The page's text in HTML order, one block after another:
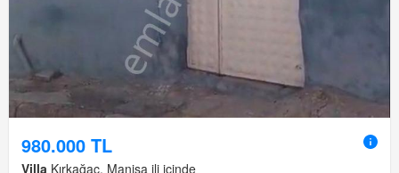
980.000 TL
Villa Kırkağaç, Manisa ili içinde